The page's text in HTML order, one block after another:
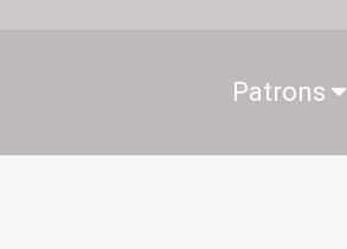
Patrons